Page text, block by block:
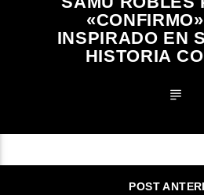
INSPIRADO EN
HISTORIA
POST